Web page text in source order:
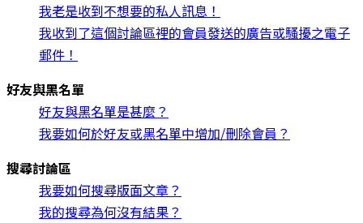
我老是收到不想要的私人訊息！
我收到了這個討論區裡的會員發送的廣告或騷擾之電子
郵件！
好友與黑名單
好友與黑名單是甚麼？
我要如何於好友或黑名單中增加/刪除會員？
搜尋討論區
我要如何搜尋版面文章？
我的搜尋為何沒有結果？